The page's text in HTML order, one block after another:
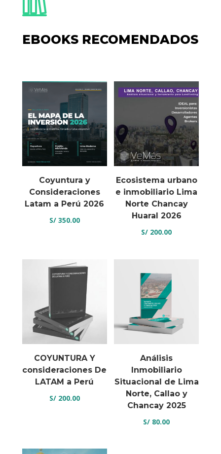
EBOOKS RECOMENDADOS
Coyuntura y
Consideraciones
Latam a Perú 2026
S/350.00
Ecosistema urbano
e inmobiliario Lima
Norte Chancay
Huaral 2026
S/ 200.00
COYUNTURA Y
consideraciones De
LATAM a Perú
S/200.00
Análisis
Inmobiliario
Situacional de Lima
Norte, Callao y
Chancay 2025
S/ 80.00